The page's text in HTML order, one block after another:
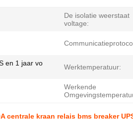
De isolatie weerstaat
voltage:
en 1 jaar vo
Werktemperatuur:
Werkende
centrale kraan relais bms breaker